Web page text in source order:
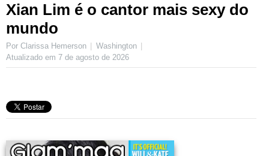
Xian Lim é o cantor mais sexy do
mundo
Por Clarissa Hemerson
Washington
Atualizado em 7 de agosto de 2026